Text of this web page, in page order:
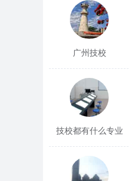
广州技校
技校都有什么专业